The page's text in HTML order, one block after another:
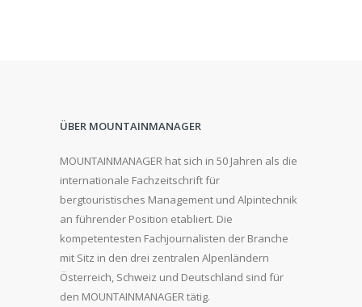
ÜBER MOUNTAINMANAGER
MOUNTAINMANAGER hat sich in 50 Jahren als die
internationale Fachzeitschrift für
bergtouristisches Management und Alpintechnik
an führender Position etabliert. Die
kompetentesten Fachjournalisten der Branche
mit Sitz in den drei zentralen Alpenländern
Österreich, Schweiz und Deutschland sind für
den MOUNTAINMANAGER tätig.